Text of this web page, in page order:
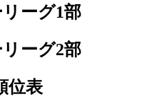
ーグ1部
ーグ2部
位表